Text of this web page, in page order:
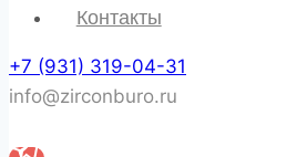
Контакты
+7 (931) 319-04-31
info@zirconburo.ru